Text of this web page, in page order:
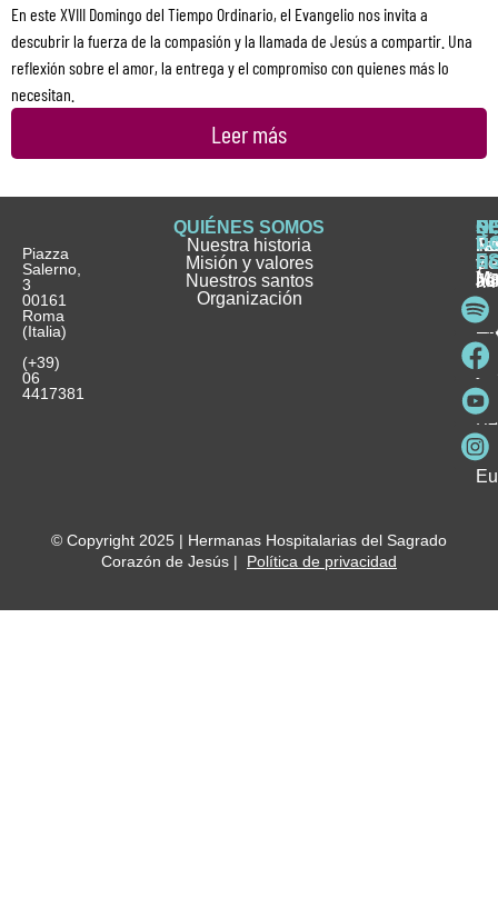
En este XVIII Domingo del Tiempo Ordinario, el Evangelio nos invita a
descubrir la fuerza de la compasión y la llamada de Jesús a compartir. Una
reflexión sobre el amor, la entrega y el compromiso con quienes más lo
necesitan.
Leer más
Piazza
Salerno,
3
00161
Roma
(Italia)
(+39)
06
4417381
QUIÉNES SOMOS
Nuestra historia
Misión y valores
Nuestros santos
Organización
e
y
y
© Copyright 2025 | Hermanas Hospitalarias del Sagrado
Corazón de Jesús | Política de privacidad